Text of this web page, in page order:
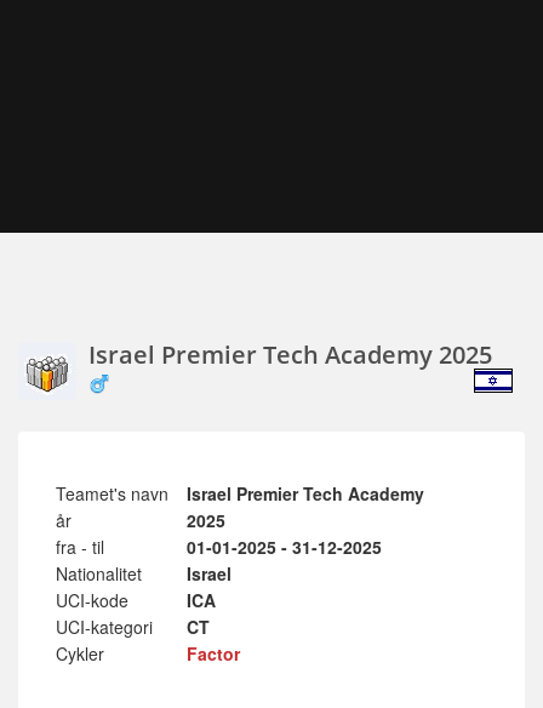
Israel Premier Tech Academy 2025
Teamet's navn
Israel Premier Tech Academy
år
2025
fra - til
01-01-2025 - 31-12-2025
Nationalitet
Israel
UCI-kode
ICA
UCI-kategori
CT
Cykler
Factor